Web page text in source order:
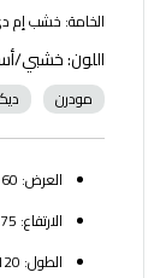
الخامة: خشب
اللون: خشبي/
مودرن
العرض: 60 سم - 70 سم
الارتفاع: 75 سم
الطول: 120 سم - 140 سم - 160 سم